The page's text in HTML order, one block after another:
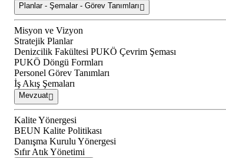
Planlar - Şemalar - Görev Tanımları
Misyon ve Vizyon
Stratejik Planlar
Denizcilik Fakültesi PUKÖ Çevrim Şeması
PUKÖ Döngü Formları
Personel Görev Tanımları
İş Akış Şemaları
Mevzuat
Kalite Yönergesi
BEUN Kalite Politikası
Danışma Kurulu Yönergesi
Sıfır Atık Yönetimi